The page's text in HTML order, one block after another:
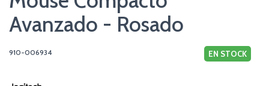
Avanzado - Rosado
910-006934 EN STOCK